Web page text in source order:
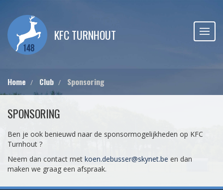
KFC TURNHOUT
Home Club Sponsoring
SPONSORING
Ben je ook benieuwd naar de sponsormogelijkheden op KFC
Turnhout ?
Neem dan contact met koen.debusser@skynet.be en dan
maken we graag een afspraak.